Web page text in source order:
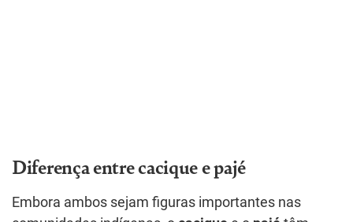
Diferença entre cacique e pajé
Embora ambos sejam figuras importantes nas